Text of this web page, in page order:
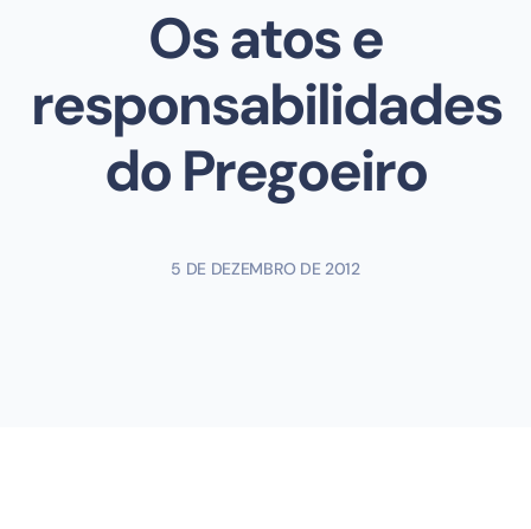
Os atos e
responsabilidades
do Pregoeiro
5 DE DEZEMBRO DE 2012